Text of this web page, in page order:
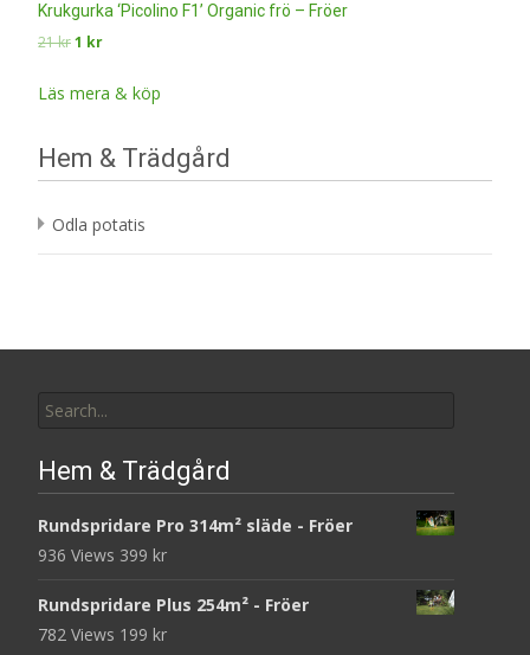
Krukgurka ‘Picolino F1’ Organic frö – Fröer
21krDet
priset
1 krDet
priset
Läs mera & köp
Hem & Trädgård
Odla potatis
for:
Hem & Trädgård
Rundspridare Pro 314m² släde - Fröer
936 Views 399 kr
Rundspridare Plus 254m² - Fröer
782 Views 199 kr